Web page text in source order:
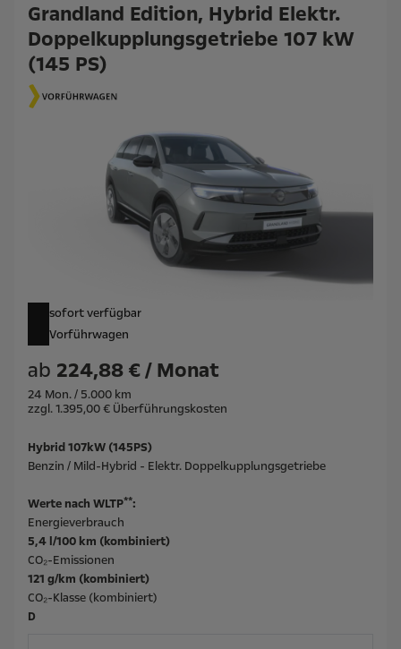
Grandland Edition, Hybrid Elektr.
Doppelkupplungsgetriebe 107 kW
(145 PS)
sofort verfügbar
Vorführwagen
ab 224,88 € / Monat
24 Mon. / 5.000 km
zzgl. 1.395,00 € Überführungskosten
Hybrid 107kW (145PS)
Benzin / Mild-Hybrid - Elektr. Doppelkupplungsgetriebe
Werte nach WLTP**:
Energieverbrauch
5,4 l/100 km (kombiniert)
CO₂-Emissionen
121 g/km (kombiniert)
CO₂-Klasse (kombiniert)
D